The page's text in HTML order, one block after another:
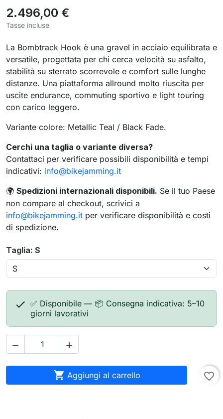
2.496,00 €
Tasse incluse
La Bombtrack Hook è una gravel in acciaio equilibrata e
versatile, progettata per chi cerca velocità su asfalto,
stabilità su sterrato scorrevole e comfort sulle lunghe
distanze. Una piattaforma allround molto riuscita per
uscite endurance, commuting sportivo e light touring
con carico leggero.
Variante colore: Metallic Teal / Black Fade.
Cerchi una taglia o variante diversa?
Contattaci per verificare possibili disponibilità e tempi
indicativi: info@bikejamming.it
🌍 Spedizioni internazionali disponibili. Se il tuo Paese
non compare al checkout, scrivici a
info@bikejamming.it per verificare disponibilità e costi
di spedizione.
Taglia: S
 ✅ Disponibile — 📦 Consegna indicativa: 5–10
giorni lavorativi
 
 Aggiungi al carrello favorite_border